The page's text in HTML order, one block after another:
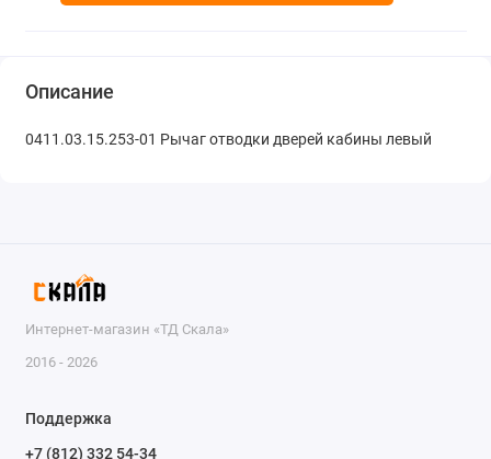
Описание
0411.03.15.253-01 Рычаг отводки дверей кабины левый
Интернет-магазин «ТД Скала»
2016 - 2026
Поддержка
+7 (812) 332 54-34